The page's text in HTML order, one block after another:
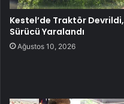
Kestel’de Traktör Devrildi,
Sürücü Yaralandı
Ağustos 10, 2026